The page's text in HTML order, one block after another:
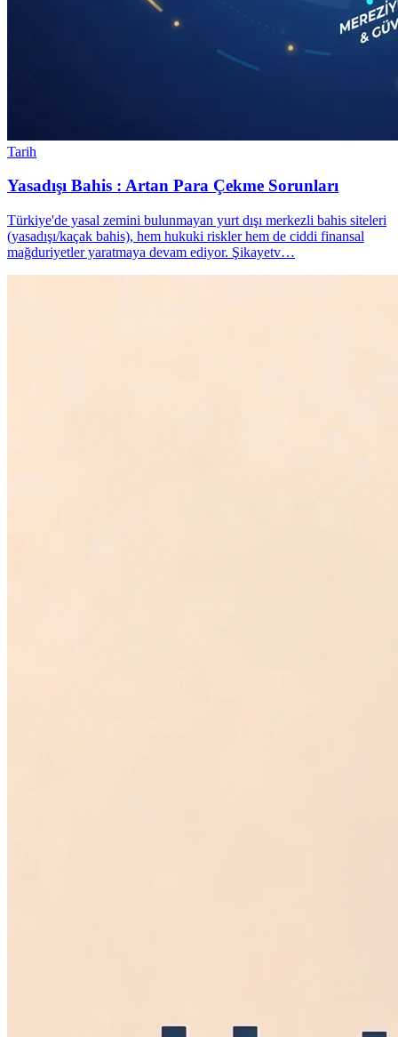
Tarih
Yasadışı Bahis : Artan Para Çekme Sorunları
Türkiye'de yasal zemini bulunmayan yurt dışı merkezli bahis siteleri
(yasadışı/kaçak bahis), hem hukuki riskler hem de ciddi finansal
mağduriyetler yaratmaya devam ediyor. Şikayetv…